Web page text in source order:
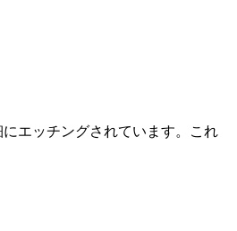
エッチングされています。これ